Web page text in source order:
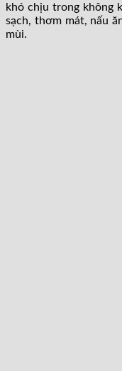
khó chịu trong không
sạch, thơm mát, nấu
mùi.